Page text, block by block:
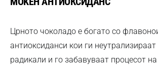
Црното чоколадо е богато со
антиоксиданси кои ги
радикали и го забавуваат процесот